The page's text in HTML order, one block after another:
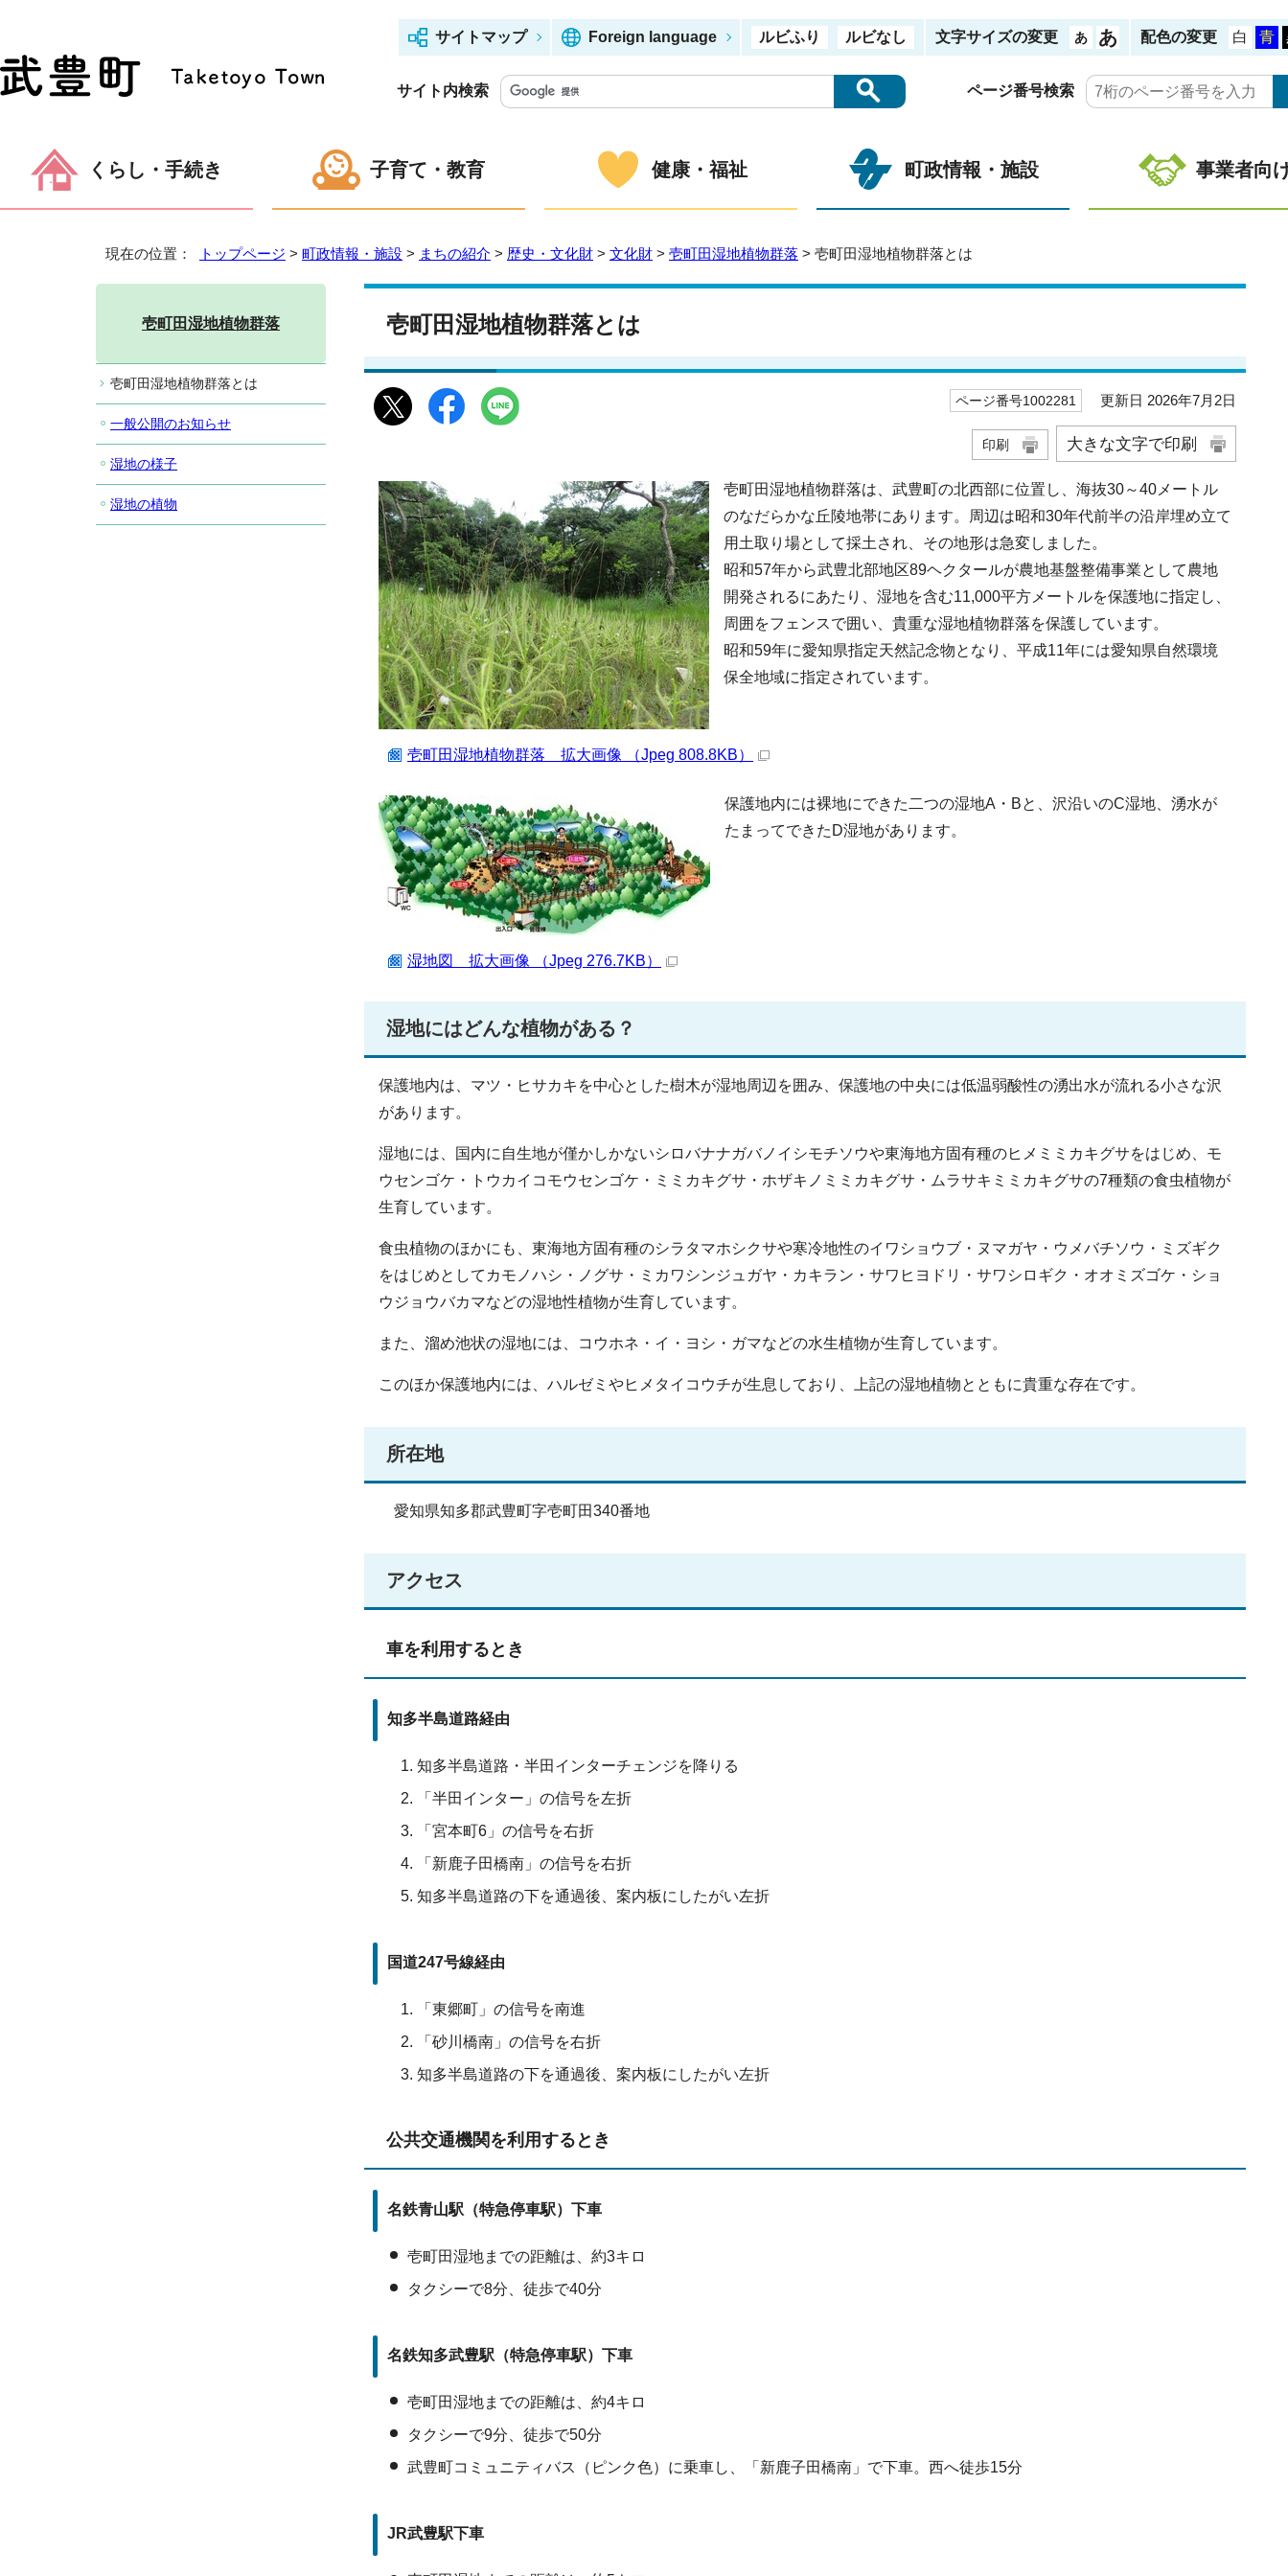
サイトマップ Foreign language ルビふり ルビなし 文字サイズの変更 配色の変更
サイト内検索 ページ番号検索
くらし・手続き 子育て・教育 健康・福祉 町政情報・施設 事業者向
現在の位置： トップページ > 町政情報・施設 > まちの紹介 > 歴史・文化財 > 文化財 > 壱町田湿地植物群落 > 壱町田湿地植物群落とは
壱町田湿地植物群落とは
ページ番号1002281 更新日 2026年7月2日
印刷 大きな文字で印刷
壱町田湿地植物群落は、武豊町の北西部に位置し、海抜30～40メートル
のなだらかな丘陵地帯にあります。周辺は昭和30年代前半の沿岸埋め立て
用土取り場として採土され、その地形は急変しました。
昭和57年から武豊北部地区89ヘクタールが農地基盤整備事業として農地
開発されるにあたり、湿地を含む11,000平方メートルを保護地に指定し、
周囲をフェンスで囲い、貴重な湿地植物群落を保護しています。
昭和59年に愛知県指定天然記念物となり、平成11年には愛知県自然環境
保全地域に指定されています。
壱町田湿地植物群落 拡大画像 （Jpeg 808.8KB）
保護地内には裸地にできた二つの湿地A・Bと、沢沿いのC湿地、湧水が
たまってできたD湿地があります。
湿地図 拡大画像 （Jpeg 276.7KB）
湿地にはどんな植物がある？
保護地内は、マツ・ヒサカキを中心とした樹木が湿地周辺を囲み、保護地の中央には低温弱酸性の湧出水が流れる小さな沢
があります。
湿地には、国内に自生地が僅かしかないシロバナナガバノイシモチソウや東海地方固有種のヒメミミカキグサをはじめ、モ
ウセンゴケ・トウカイコモウセンゴケ・ミミカキグサ・ホザキノミミカキグサ・ムラサキミミカキグサの7種類の食虫植物が
生育しています。
食虫植物のほかにも、東海地方固有種のシラタマホシクサや寒冷地性のイワショウブ・ヌマガヤ・ウメバチソウ・ミズギク
をはじめとしてカモノハシ・ノグサ・ミカワシンジュガヤ・カキラン・サワヒヨドリ・サワシロギク・オオミズゴケ・ショ
ウジョウバカマなどの湿地性植物が生育しています。
また、溜め池状の湿地には、コウホネ・イ・ヨシ・ガマなどの水生植物が生育しています。
このほか保護地内には、ハルゼミやヒメタイコウチが生息しており、上記の湿地植物とともに貴重な存在です。
所在地
愛知県知多郡武豊町字壱町田340番地
アクセス
車を利用するとき
知多半島道路経由
知多半島道路・半田インターチェンジを降りる
「半田インター」の信号を左折
「宮本町6」の信号を右折
「新鹿子田橋南」の信号を右折
知多半島道路の下を通過後、案内板にしたがい左折
国道247号線経由
「東郷町」の信号を南進
「砂川橋南」の信号を右折
知多半島道路の下を通過後、案内板にしたがい左折
公共交通機関を利用するとき
名鉄青山駅（特急停車駅）下車
壱町田湿地までの距離は、約3キロ
タクシーで8分、徒歩で40分
名鉄知多武豊駅（特急停車駅）下車
壱町田湿地までの距離は、約4キロ
タクシーで9分、徒歩で50分
武豊町コミュニティバス（ピンク色）に乗車し、「新鹿子田橋南」で下車。西へ徒歩15分
JR武豊駅下車
壱町田湿地植物群落
壱町田湿地植物群落とは
一般公開のお知らせ
湿地の様子
湿地の植物